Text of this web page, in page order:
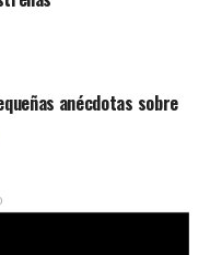
anécdotas sobre